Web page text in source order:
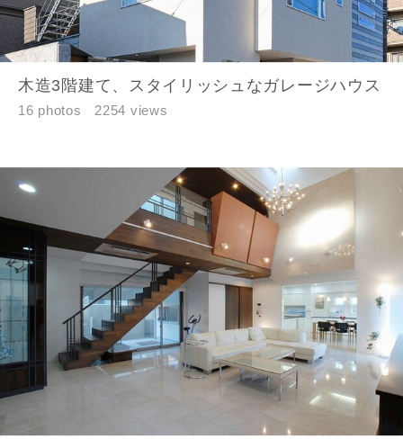
木造3階建て、スタイリッシュなガレージハウス
16 photos 2254 views